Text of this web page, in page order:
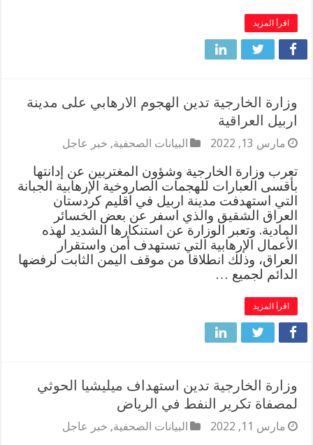
اقرأ المزيد
وزارة الخارجية تدين الهجوم الارهابي على مدينة
اربيل العراقية
مارس 13, 2022 البيانات الصحفية, خبر عاجل
تعرب وزارة الخارجية وشؤون المغتربين عن إدانتها
بأقسى العبارات للهجمات الصاروخية الإرهابية الجبانة
التي استهدفت مدينة اربيل في اقليم كردستان
العراق الشقيق والذي اسفر عن بعض الخسائر
المادية. وتعبر الوزارة عن استنكارها الشديد لهذه
الأعمال الإرهابية التي تستهدف أمن واستقرار
العراق، وذلك انطلاقا من موقف اليمن الثابت لرفضها
الدائم لجميع …
اقرأ المزيد
وزارة الخارجية تدين استهداف ميليشيا الحوثي
لمصفاة تكرير النفط في الرياض
مارس 11, 2022 البيانات الصحفية, خبر عاجل